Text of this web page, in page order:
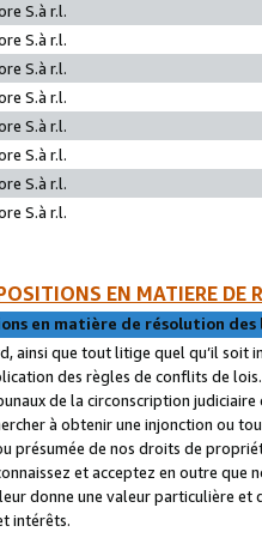
S.à r.l.
S.à r.l.
S.à r.l.
S.à r.l.
S.à r.l.
S.à r.l.
S.à r.l.
S.à r.l.
EN MATIERE DE
en matière de résolution
ainsi que tout litige quel qu’il soit
des règles de conflits de
de la circonscription
à obtenir une injonction ou
présumée de nos droits de
et acceptez en outre que
donne une valeur particulière
intérêts.